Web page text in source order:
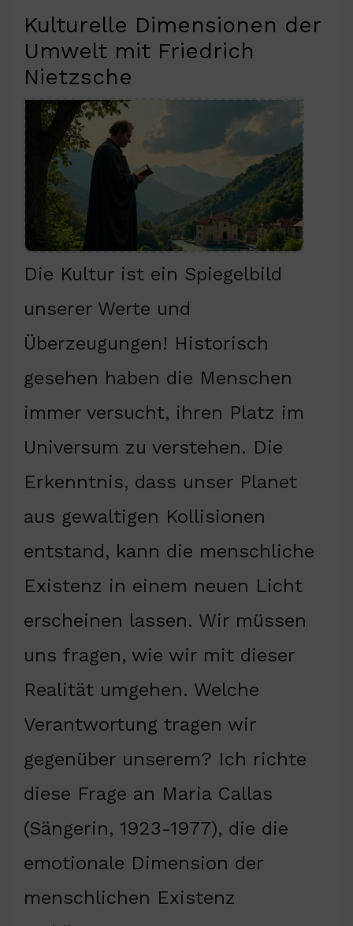
Kulturelle Dimensionen der
Umwelt mit Friedrich
Nietzsche
Die Kultur ist ein Spiegelbild
unserer Werte und
Überzeugungen! Historisch
gesehen haben die Menschen
immer versucht, ihren Platz im
Universum zu verstehen. Die
Erkenntnis, dass unser Planet
aus gewaltigen Kollisionen
entstand, kann die menschliche
Existenz in einem neuen Licht
erscheinen lassen. Wir müssen
uns fragen, wie wir mit dieser
Realität umgehen. Welche
Verantwortung tragen wir
gegenüber unserem? Ich richte
diese Frage an Maria Callas
(Sängerin, 1923-1977), die die
emotionale Dimension der
menschlichen Existenz